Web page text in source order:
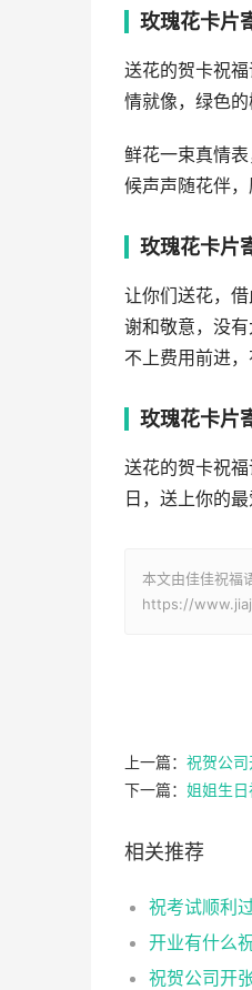
玫瑰花卡片
送花的贺卡祝
情就像，绿色
鲜花一束真情
候声声随花伴，
玫瑰花卡片
让你们送花，
谢和敬意，没
不上费用前进
玫瑰花卡片
送花的贺卡祝
日，送上你的
本文由佳佳祝福
https://
上一篇： 祝贺公
下一篇： 姐姐生
相关推荐
祝考试顺利
开业有什么
祝贺公司开